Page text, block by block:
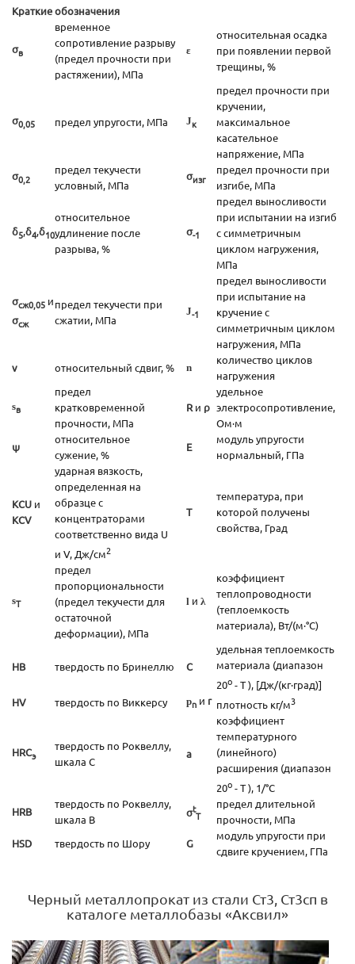
Краткие обозначения
σв
временное
сопротивление разрыву
(предел прочности при
растяжении), МПа
ε
относительная осадка
при появлении первой
трещины, %
σ0,05 предел упругости, МПа Jк
предел прочности при
кручении,
максимальное
касательное
напряжение, МПа
σ0,2
предел текучести
условный, МПа
σизг
предел прочности при
изгибе, МПа
δ5,δ4,δ10
относительное
удлинение после
разрыва, %
σ-1
предел выносливости
при испытании на изгиб
с симметричным
циклом нагружения,
МПа
σсж0,05 и
σсж
предел текучести при
сжатии, МПа
J-1
предел выносливости
при испытание на
кручение с
симметричным циклом
нагружения, МПа
ν
относительный сдвиг, % n
количество циклов
нагружения
sв
предел
кратковременной
прочности, МПа
R и ρ
удельное
электросопротивление,
Ом·м
ψ
относительное
сужение, %
E
модуль упругости
нормальный, ГПа
KCU и
KCV
ударная вязкость,
определенная на
образце с
концентраторами
соответственно вида U
и V, Дж/см2
T
температура, при
которой получены
свойства, Град
sT
предел
пропорциональности
(предел текучести для
остаточной
деформации), МПа
l и λ
коэффициент
теплопроводности
(теплоемкость
материала), Вт/(м·°С)
HB твердость по Бринеллю C
удельная теплоемкость
материала (диапазон
20o- T ), [Дж/(кг·град)]
HV
твердость по Виккерсу pn и r плотность кг/м3
HRCэ
твердость по Роквеллу,
шкала С
а
коэффициент
температурного
(линейного)
расширения (диапазон
20o- T ), 1/°С
HRB
твердость по Роквеллу,
шкала В
σt
Т
предел длительной
прочности, МПа
HSD
твердость по Шору G
модуль упругости при
сдвиге кручением, ГПа
Черный металлопрокат из стали Ст3, Ст3сп в
каталоге металлобазы «Аксвил»